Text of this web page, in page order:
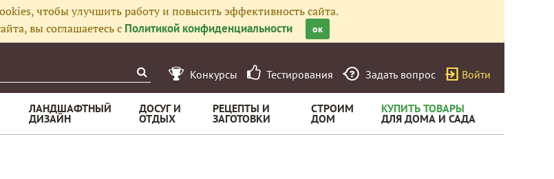
чтобы улучшить работу и повысить эффективность сайта.
вы соглашаетесь с Политикой конфиденциальности ок
Конкурсы Тестирования Задать вопрос Войти
ЛАНДШАФТНЫЙ
ДИЗАЙН
ДОСУГ И
ОТДЫХ
РЕЦЕПТЫ И
ЗАГОТОВКИ
СТРОИМ
ДОМ
КУПИТЬ ТОВАРЫ
ДЛЯ ДОМА И САДА